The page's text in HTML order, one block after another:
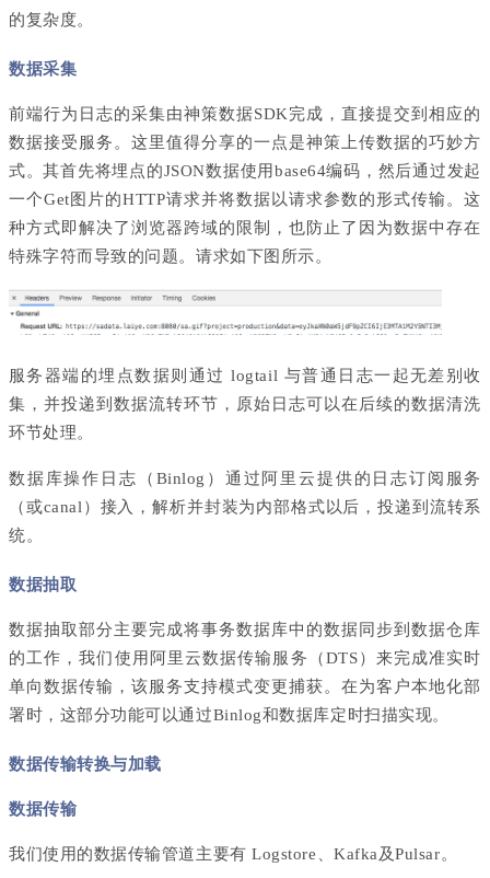
的复杂度。
数据采集
前端行为日志的采集由神策数据SDK完成，直接提交到相应的
数据接受服务。这里值得分享的一点是神策上传数据的巧妙方
式。其首先将埋点的JSON数据使用base64编码，然后通过发起
一个Get图片的HTTP请求并将数据以请求参数的形式传输。这
种方式即解决了浏览器跨域的限制，也防止了因为数据中存在
特殊字符而导致的问题。请求如下图所示。
服务器端的埋点数据则通过 logtail 与普通日志一起无差别收
集，并投递到数据流转环节，原始日志可以在后续的数据清洗
环节处理。
数据库操作日志（Binlog）通过阿里云提供的日志订阅服务
（或canal ）接入，解析并封装为内部格式以后，投递到流转系
统。
数据抽取
数据抽取部分主要完成将事务数据库中的数据同步到数据仓库
的工作，我们使用阿里云数据传输服务（DTS）来完成准实时
单向数据传输，该服务支持模式变更捕获。在为客户本地化部
署时，这部分功能可以通过Binlog和数据库定时扫描实现。
数据传输转换与加载
数据传输
我们使用的数据传输管道主要有 Logstore、Kafka及Pulsar。